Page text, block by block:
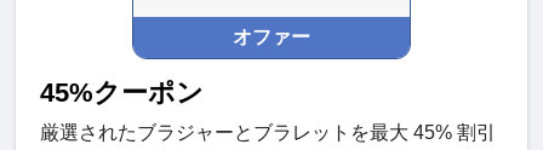
オファー
45%クーポン
厳選されたブラジャーとブラレットを最大 45% 割引